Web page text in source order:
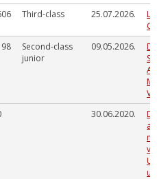
Third-class 25.07.2026.
Second-class
junior
09.05.2026.
30.06.2020.